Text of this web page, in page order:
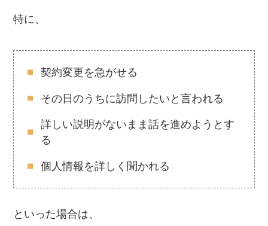
特に、
契約変更を急がせる
その日のうちに訪問したいと言われる
詳しい説明がないまま話を進めようとす
る
個人情報を詳しく聞かれる
といった場合は、